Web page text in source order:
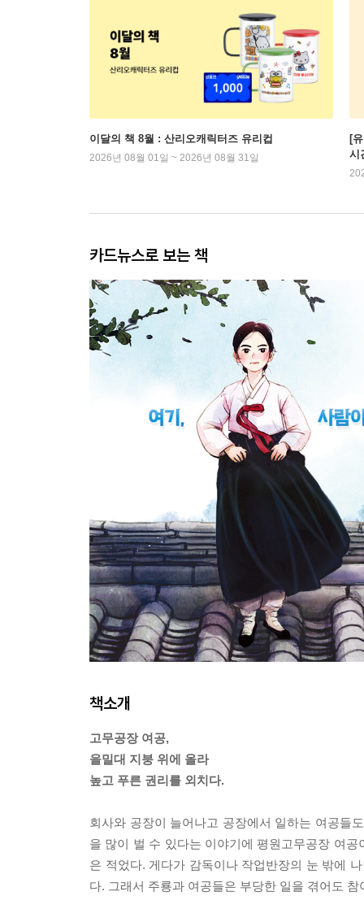
이달의 책 8월 : 산리오캐릭터즈 유리컵
2026년 08월 01일 ~ 2026년 08월 31일
[
시
카드뉴스로 보는 책
책소개
고무공장 여공,
을밀대 지붕 위에 올라
높고 푸른 권리를 외치다.
회사와 공장이 늘어나고 공장에서 일하는 여공들
을 많이 벌 수 있다는 이야기에 평원고무공장 여
은 적었다. 게다가 감독이나 작업반장의 눈 밖에
다. 그래서 주룡과 여공들은 부당한 일을 겪어도 참